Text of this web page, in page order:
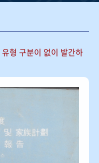
유형 구분이 없이 발간하